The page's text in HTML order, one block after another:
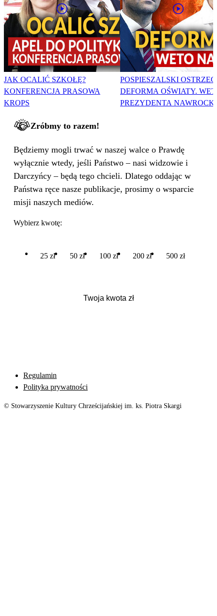
JAK OCALIĆ SZKOŁĘ?
KONFERENCJA PRASOWA
KROPS
POSPIESZALSKI
DEFORMA OŚWIATY.
PREZYDENTA
Zróbmy to razem!
Będziemy mogli trwać w naszej walce o Prawdę
wyłącznie wtedy, jeśli Państwo – nasi widzowie i
Darczyńcy – będą tego chcieli. Dlatego oddając w
Państwa ręce nasze publikacje, prosimy o wsparcie
misji naszych mediów.
Wybierz kwotę:
25 zł 50 zł 100 zł 200 zł 500 zł
Regulamin
Polityka prywatności
© Stowarzyszenie Kultury Chrześcijańskiej im. ks. Piotra Skargi